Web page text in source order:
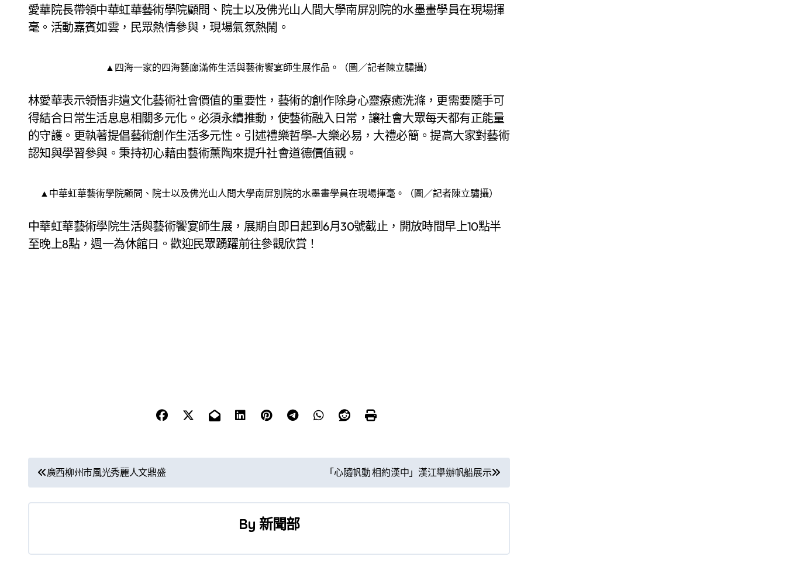
愛華院長帶領中華虹華藝術學院顧問、院士以及佛光山人間大學南屏別院的水墨畫學員在現場揮
毫。活動嘉賓如雲，民眾熱情參與，現場氣氛熱鬧。
▲四海一家的四海藝廊滿佈生活與藝術饗宴師生展作品。（圖／記者陳立驌攝）
林愛華表示領悟非遺文化藝術社會價值的重要性，藝術的創作除身心靈療癒洗滌，更需要隨手可
得結合日常生活息息相關多元化。必須永續推動，使藝術融入日常，讓社會大眾每天都有正能量
的守護。更執著提倡藝術創作生活多元性。引述禮樂哲學-大樂必易，大禮必簡。提高大家對藝術
認知與學習參與。秉持初心藉由藝術薰陶來提升社會道德價值觀。
▲中華虹華藝術學院顧問、院士以及佛光山人間大學南屏別院的水墨畫學員在現場揮毫。（圖／記者陳立驌攝）
中華虹華藝術學院生活與藝術饗宴師生展，展期自即日起到6月30號截止，開放時間早上10點半
至晚上8點，週一為休館日。歡迎民眾踴躍前往參觀欣賞！
文
章
廣西柳州市風光秀麗人文鼎盛 「心隨帆動 相約漢中」漢江舉辦帆船展示
By 新聞部